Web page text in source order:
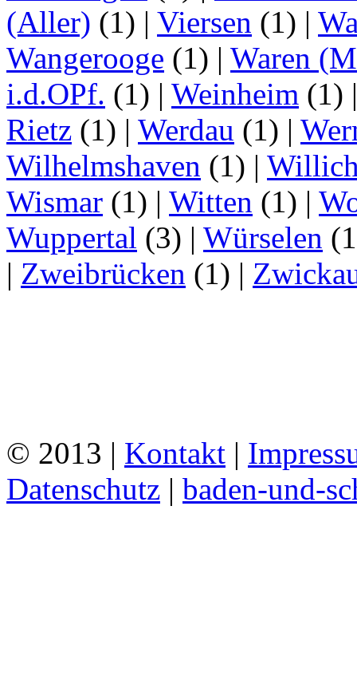
(Aller) (1) | Viersen (1) |
Wangerooge (1) | Waren
i.d.OPf. (1) | Weinheim (1)
Rietz (1) | Werdau (1) |
Wilhelmshaven (1) |
Wismar (1) | Witten (1) |
Wuppertal (3) | Würselen
| Zweibrücken (1) |
© 2013 | Kontakt |
Datenschutz | baden-und-